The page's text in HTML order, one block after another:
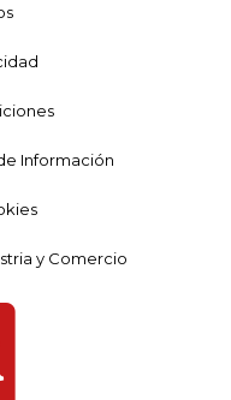
Información
y Comercio